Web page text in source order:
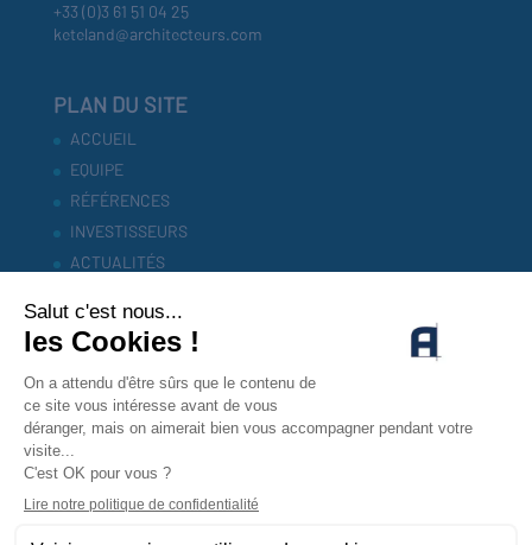
+33 (0)3 61 51 04 25
keteland@architecteurs.com
PLAN DU SITE
ACCUEIL
EQUIPE
RÉFÉRENCES
INVESTISSEURS
ACTUALITÉS
MENTIONS LEGALES
POLITIQUE DE CONFIDENTIALITÉ
CONTACTEZ-NOUS !
CONTACT